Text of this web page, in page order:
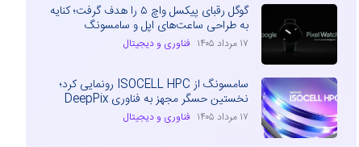
گوگل رقبای پیکسل واچ ۵ را هدف گرفت؛ کنایه
به طراحی ساعت‌های اپل و سامسونگ
۱۷ مرداد ۱۴۰۵ فناوری و دیجیتال
سامسونگ از ISOCELL HPC رونمایی کرد؛
نخستین حسگر مجهز به فناوری DeepPix
۱۷ مرداد ۱۴۰۵ فناوری و دیجیتال